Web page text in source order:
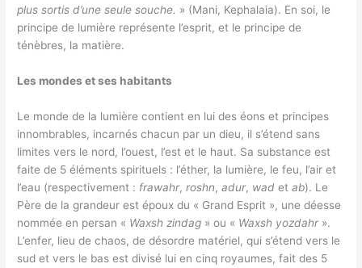
plus sortis d’une seule souche. » (Mani, Kephalaia). En soi, le
principe de lumière représente l’esprit, et le principe de
ténèbres, la matière.
Les mondes et ses habitants
Le monde de la lumière contient en lui des éons et principes
innombrables, incarnés chacun par un dieu, il s’étend sans
limites vers le nord, l’ouest, l’est et le haut. Sa substance est
faite de 5 éléments spirituels : l’éther, la lumière, le feu, l’air et
l’eau (respectivement : frawahr,roshn,adur, wad etab). Le
Père de la grandeur est époux du « Grand Esprit », une déesse
nommée en persan « Waxsh zindag » ou « Waxsh yozdahr».
L’enfer, lieu de chaos, de désordre matériel, qui s’étend vers le
sud et vers le bas est divisé lui en cinq royaumes, fait des 5